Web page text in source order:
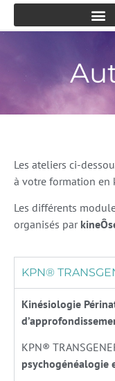
Les ateliers ci-
à votre formation en
Les différents
organisés par
KPN®
Kinésiologie
KPN®
psychogénéalogie